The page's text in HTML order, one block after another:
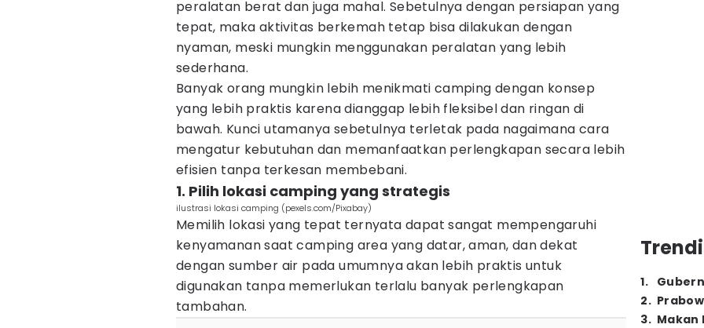
peralatan berat dan juga mahal. Sebetulnya dengan persiapan yang
tepat, maka aktivitas berkemah tetap bisa dilakukan dengan
nyaman, meski mungkin menggunakan peralatan yang lebih
sederhana.
Banyak orang mungkin lebih menikmati camping dengan konsep
yang lebih praktis karena dianggap lebih fleksibel dan ringan di
bawah. Kunci utamanya sebetulnya terletak pada nagaimana cara
mengatur kebutuhan dan memanfaatkan perlengkapan secara lebih
efisien tanpa terkesan membebani.
1. Pilih lokasi camping yang strategis
ilustrasi lokasi camping (pexels.com/Pixabay)
Memilih lokasi yang tepat ternyata dapat sangat mempengaruhi
kenyamanan saat camping area yang datar, aman, dan dekat
dengan sumber air pada umumnya akan lebih praktis untuk
digunakan tanpa memerlukan terlalu banyak perlengkapan
tambahan.
1.
2.
3. Makan